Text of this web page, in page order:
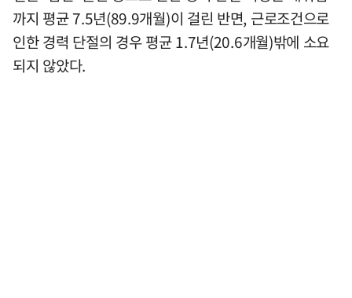
까지 평균 7.5년(89.9개월)이 걸린 반면, 근로조건으로
인한 경력 단절의 경우 평균 1.7년(20.6개월)밖에 소요
되지 않았다.